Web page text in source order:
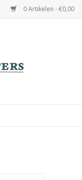
0 Artikelen - €0,00